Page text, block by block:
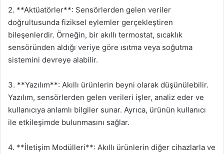
2. **Aktüatörler**: Sensörlerden gelen veriler
doğrultusunda fiziksel eylemler gerçekleştiren
bileşenlerdir. Örneğin, bir akıllı termostat, sıcaklık
sensöründen aldığı veriye göre ısıtma veya soğutma
sistemini devreye alabilir.
3. **Yazılım**: Akıllı ürünlerin beyni olarak düşünülebilir.
Yazılım, sensörlerden gelen verileri işler, analiz eder ve
kullanıcıya anlamlı bilgiler sunar. Ayrıca, ürünün kullanıcı
ile etkileşimde bulunmasını sağlar.
4. **İletişim Modülleri**: Akıllı ürünlerin diğer cihazlarla ve